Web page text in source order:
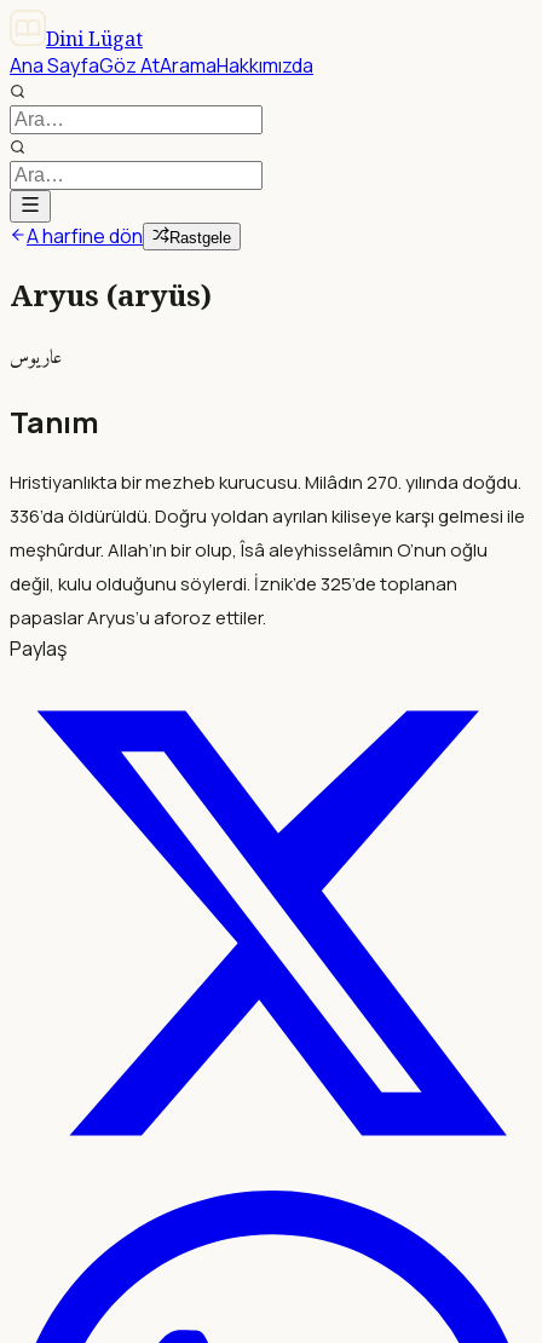
Dini Lügat
Ana SayfaGöz AtAramaHakkımızda
A harfine dön Rastgele
Aryus (aryüs)
عاريوس
Tanım
Hristiyanlıkta bir mezheb kurucusu. Milâdın 270. yılında doğdu.
336’da öldürüldü. Doğru yoldan ayrılan kiliseye karşı gelmesi ile
meşhûrdur. Allah’ın bir olup, Îsâ aleyhisselâmın O’nun oğlu
değil, kulu olduğunu söylerdi. İznik’de 325’de toplanan
papaslar Aryus’u aforoz ettiler.
Paylaş